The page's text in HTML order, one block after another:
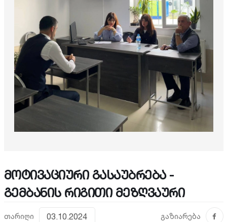
მოტივაციური გასაუბრება -
გემბანის რიგითი მეზღვაური
თარიღი 03.10.2024 გაზიარება